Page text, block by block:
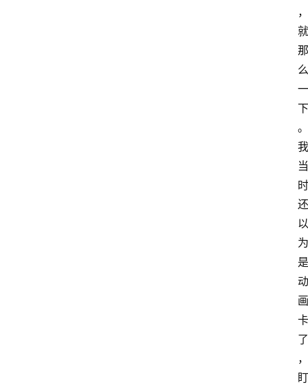
，
就
那
么
一
下
。
我
当
时
还
以
为
是
动
画
卡
了
，
盯